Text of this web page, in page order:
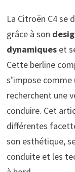
La Citroën C4 se
grâce à son
dynamiqueset
Cette berline
s’impose
recherchent une
conduire. Cet
différentes
son esthétique,
conduite et les